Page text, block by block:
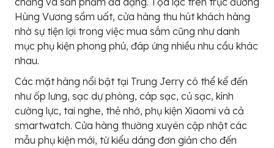
Hùng Vương sầm uất, cửa hàng thu hút khách hàng
nhờ sự tiện lợi trong việc mua sắm cũng như danh
mục phụ kiện phong phú, đáp ứng nhiều nhu cầu khác
nhau.
Các mặt hàng nổi bật tại Trung Jerry có thể kể đến
như ốp lưng, sạc dự phòng, cáp sạc, củ sạc, kính
cường lực, tai nghe, thẻ nhớ, phụ kiện Xiaomi và cả
smartwatch. Cửa hàng thường xuyên cập nhật các
mẫu phụ kiện mới, từ kiểu dáng đơn giản cho đến